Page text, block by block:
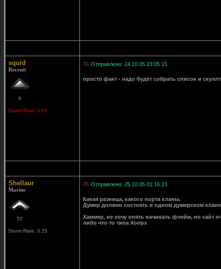
squid
Recruit
9
Doom Rate: 0.05
Отправлено: 24.10.05 23:05:15
просто факт - надо будет собрать список и
Shellaur
Marine
52
Doom Rate: 3.25
Отправлено: 25.10.05 01:16:23
Какая разница, какого порта кланы.
Думер должен состоять в одном думерском
Хаммер, не хочу опять начинать флейм, но сайт
либо что-то типа Xoops